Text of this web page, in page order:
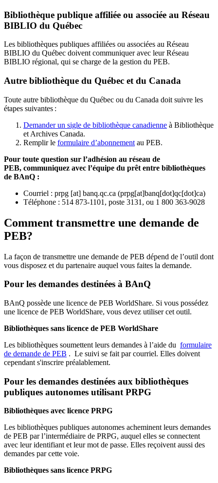
Bibliothèque publique affiliée ou associée au Réseau
BIBLIO du Québec
Les bibliothèques publiques affiliées ou associées au Réseau
BIBLIO du Québec doivent communiquer avec leur Réseau
BIBLIO régional, qui se charge de la gestion du PEB.
Autre bibliothèque du Québec et du Canada
Toute autre bibliothèque du Québec ou du Canada doit suivre les
étapes suivantes :
Demander un sigle de bibliothèque canadienne à Bibliothèque
et Archives Canada.
Remplir le formulaire d’abonnement au PEB.
Pour toute question sur l’adhésion au réseau de
PEB, communiquez avec l’équipe du prêt entre bibliothèques
de BAnQ :
Courriel : prpg [at] banq.qc.ca (prpg[at]banq[dot]qc[dot]ca)
Téléphone : 514 873-1101, poste 3131, ou 1 800 363-9028
Comment transmettre une demande de
PEB?
La façon de transmettre une demande de PEB dépend de l’outil dont
vous disposez et du partenaire auquel vous faites la demande.
Pour les demandes destinées à BAnQ
BAnQ possède une licence de PEB WorldShare. Si vous possédez
une licence de PEB WorldShare, vous devez utiliser cet outil.
Bibliothèques sans licence de PEB WorldShare
Les bibliothèques soumettent leurs demandes à l’aide du formulaire
de demande de PEB . Le suivi se fait par courriel. Elles doivent
cependant s'inscrire préalablement.
Pour les demandes destinées aux bibliothèques
publiques autonomes utilisant PRPG
Bibliothèques avec licence PRPG
Les bibliothèques publiques autonomes acheminent leurs demandes
de PEB par l’intermédiaire de PRPG, auquel elles se connectent
avec leur identifiant et leur mot de passe. Elles reçoivent aussi des
demandes par cette voie.
Bibliothèques sans licence PRPG